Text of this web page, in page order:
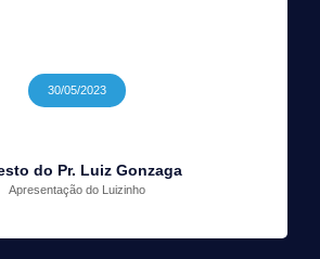
30/05/2023
do Pr. Luiz Gonzaga
Apresentação do Luizinho